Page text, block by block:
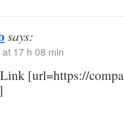
says:
17 h 08 min
[url=https://